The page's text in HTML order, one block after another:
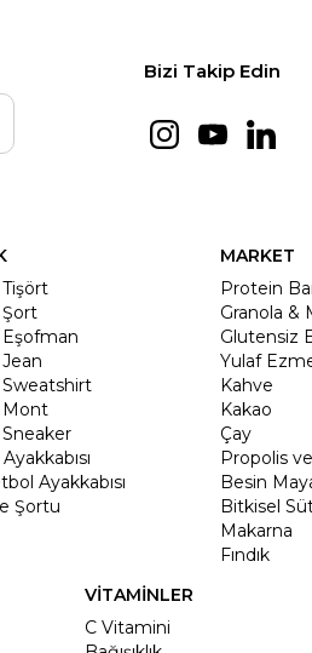
Bizi Takip Edin
Mont
Ayakkabısı
Şortu
MARKET
Protein
Granola &
Glutensiz
Yulaf
Kahve
Kakao
Çay
Propolis
Besin
Bitkisel
Makarna
Fındık
VİTAMİNLER
C Vitamini